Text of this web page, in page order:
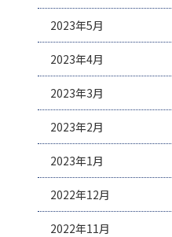
2023年5月
2023年4月
2023年3月
2023年2月
2023年1月
2022年12月
2022年11月